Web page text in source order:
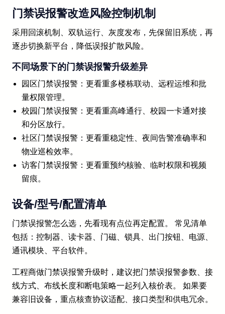
门禁误报警改造风险控制机制
采用回滚机制、双轨运行、灰度发布，先保留旧系统，再
逐步切换新平台，降低误报扩散风险。
不同场景下的门禁误报警升级差异
园区门禁误报警：更看重多楼栋联动、远程运维和批
量权限管理。
校园门禁误报警：更看重高峰通行、校园一卡通对接
和分区放行。
社区门禁误报警：更看重稳定性、夜间告警准确率和
物业巡检效率。
访客门禁误报警：更看重预约核验、临时权限和视频
留痕。
设备/型号/配置清单
门禁误报警怎么选，先看现有点位再定配置。 常见清单
包括：控制器、读卡器、门磁、锁具、出门按钮、电源、
通讯模块、平台软件。
工程商做门禁误报警升级时，建议把门禁误报警参数、接
线方式、布线长度和断电策略一起列入核价表。 如果要
兼容旧设备，重点核查协议适配、接口类型和供电冗余。